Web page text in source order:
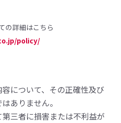
の詳細はこちら
policy/
について、その正確性及び
ありません。
三者に損害または不利益が